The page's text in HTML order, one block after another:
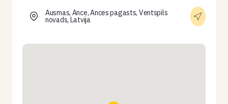
Ausmas, Ance, Ances pagasts, Ventspils
novads, Latvija